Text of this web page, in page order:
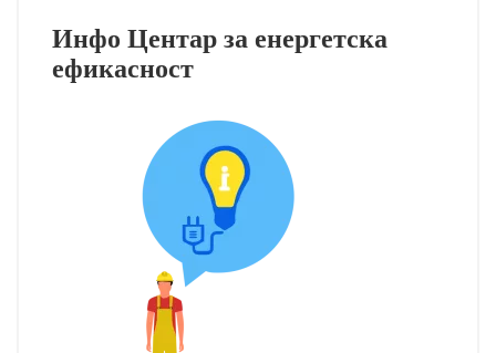
Инфо Центар за енергетска
ефикасност